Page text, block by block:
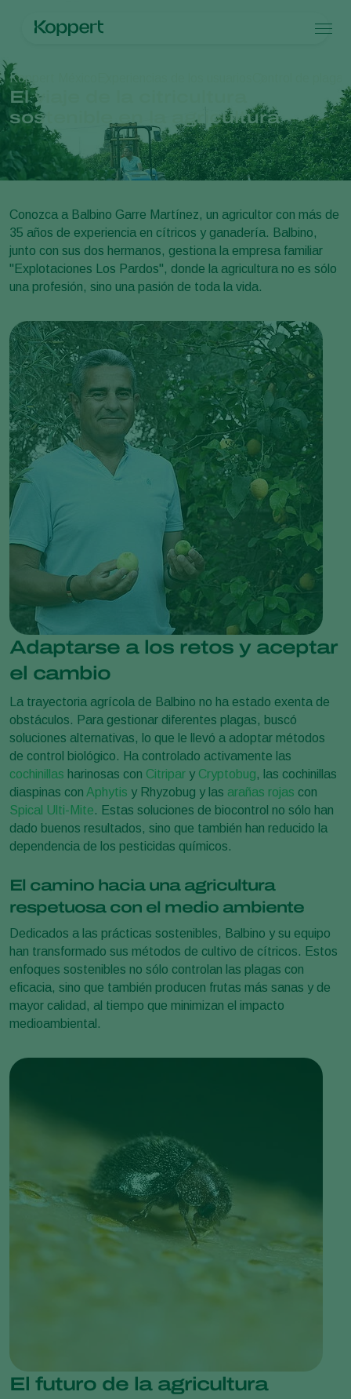
Productos
Control de plagas
Control de enfermedades
Polinización
Sanidad vegetal
Aplicación
Desinfección, Limpieza, & Higiene
Agentes sombreadores
Cultivos
Hortalizas de cultivo protegido
Plantas ornamentales
Frutas
Cultivos de hortalizas a campo abierto
Plagas y enfermedades
Plagas en plantas
Enfermedades de las plantas
Acerca de Koppert
Acerca de Koppert
Acerca de Koppert
Noticias e información
Contáctanos
Koppert One
Buscar
Koppert México
El viaje de la citricultura
sostenible en la agricultura
Conozca a Balbino Garre Martínez, un agricultor con más de
35 años de experiencia en cítricos y ganadería. Balbino,
junto con sus dos hermanos, gestiona la empresa familiar
"Explotaciones Los Pardos", donde la agricultura no es sólo
una profesión, sino una pasión de toda la vida.
Adaptarse a los retos y aceptar
el cambio
La trayectoria agrícola de Balbino no ha estado exenta de
obstáculos. Para gestionar diferentes plagas, buscó
soluciones alternativas, lo que le llevó a adoptar métodos
de control biológico. Ha controlado activamente las
cochinillas harinosas con Citripar y Cryptobug, las cochinillas
diaspinas con Aphytis y Rhyzobug y las arañas rojas con
Spical Ulti-Mite. Estas soluciones de biocontrol no sólo han
dado buenos resultados, sino que también han reducido la
dependencia de los pesticidas químicos.
El camino hacia una agricultura
respetuosa con el medio ambiente
Dedicados a las prácticas sostenibles, Balbino y su equipo
han transformado sus métodos de cultivo de cítricos. Estos
enfoques sostenibles no sólo controlan las plagas con
eficacia, sino que también producen frutas más sanas y de
mayor calidad, al tiempo que minimizan el impacto
medioambiental.
El futuro de la agricultura